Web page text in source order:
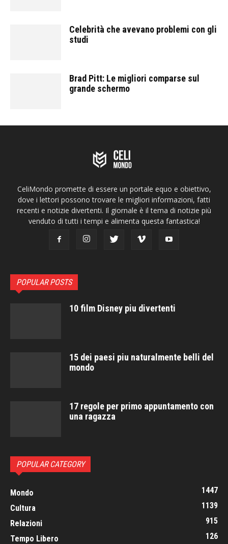
Celebrità che avevano problemi con gli
studi
Brad Pitt: Le migliori comparse sul
grande schermo
CeliMondo promette di essere un portale equo e obiettivo,
dove i lettori possono trovare le migliori informazioni, fatti
recenti e notizie divertenti. Il giornale è il tema di notizie più
venduto di tutti i tempi e alimenta questa fantastica!
POPULAR POSTS
10 film Disney piu divertenti
15 dei paesi piu naturalmente belli del
mondo
17 regole per primo appuntamento con
una ragazza
POPULAR CATEGORY
Mondo
1447
Cultura
1139
Relazioni
915
Tempo Libero
126